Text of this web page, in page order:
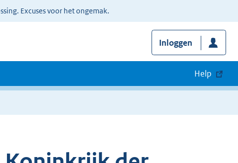
Excuses voor het ongemak.
Inloggen
Help